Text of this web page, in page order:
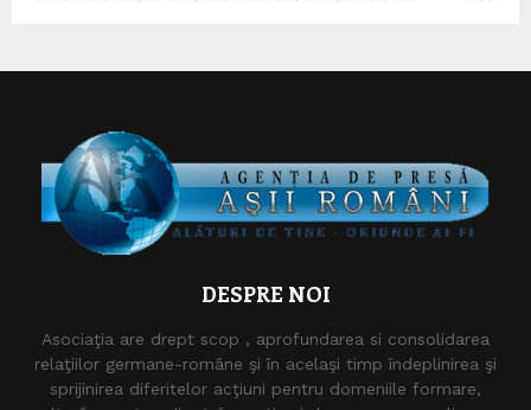
DESPRE NOI
Asociaţia are drept scop , aprofundarea si consolidarea
relaţiilor germane-române şi în acelaşi timp îndeplinirea şi
sprijinirea diferitelor acţiuni pentru domeniile formare,